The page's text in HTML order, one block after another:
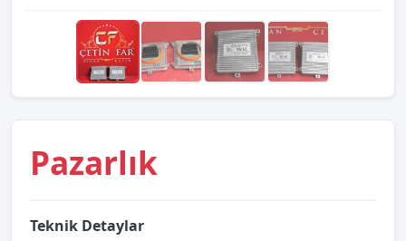
Pazarlık
Teknik Detaylar